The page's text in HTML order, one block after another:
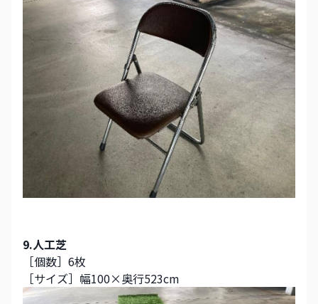
9.人工芝
［個数］6枚
［サイズ］幅100×奥行523cm